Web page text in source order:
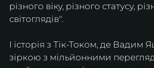
різного віку, різного статусу,
світоглядів".
І історія з Тік-Током, де Вадим
зіркою з мільйонними